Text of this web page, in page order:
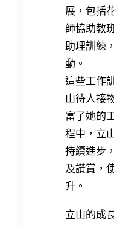
展，包括
師協助教
助理訓練
動。
這些工作
山待人接
富了她的
程中，立
持續進步
及讚賞，
升。
立山的成